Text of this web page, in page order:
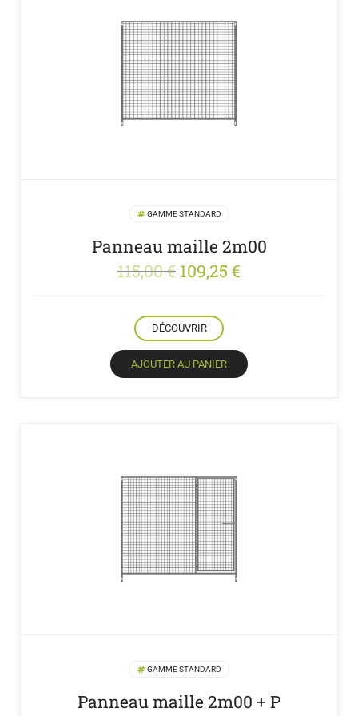
GAMME STANDARD
Panneau maille 2m00
115,00€ Le
initial
était :
115,00 €.
109,25 €
109,25 €.
DÉCOUVRIR
AJOUTER AU PANIER
GAMME STANDARD
Panneau maille 2m00 + P